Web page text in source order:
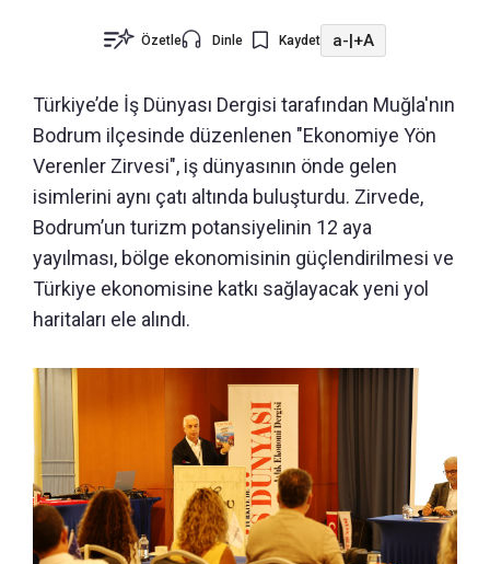
Özetle Dinle Kaydet a-|+A
Türkiye’de İş Dünyası Dergisi tarafından Muğla'nın
Bodrum ilçesinde düzenlenen "Ekonomiye Yön
Verenler Zirvesi", iş dünyasının önde gelen
isimlerini aynı çatı altında buluşturdu. Zirvede,
Bodrum’un turizm potansiyelinin 12 aya
yayılması, bölge ekonomisinin güçlendirilmesi ve
Türkiye ekonomisine katkı sağlayacak yeni yol
haritaları ele alındı.